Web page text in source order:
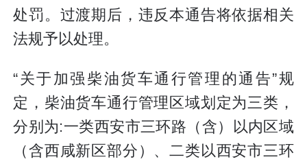
处罚。过渡期后，违反本通告将依据相关
法规予以处理。
“关于加强柴油货车通行管理的通告”规
定，柴油货车通行管理区域划定为三类，
分别为:一类西安市三环路（含）以内区域
（含西咸新区部分）、二类以西安市三环